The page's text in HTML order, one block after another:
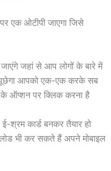
एक ओटीपी जाएगा जिसे
जहां से आप लोगों के बारे में
आपको एक-एक करके सब
ऑप्शन पर क्लिक करना है
श्रम कार्ड बनकर तैयार हो
भी कर सकते हैं अपने मोबाइल